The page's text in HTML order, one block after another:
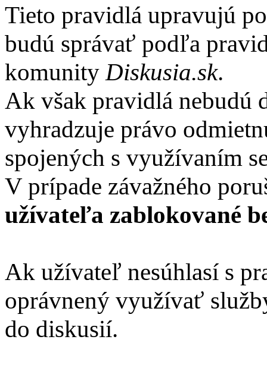
Tieto pravidlá upravujú
budú správať podľa
komunity Diskusia.sk.
Ak však pravidlá nebudú
vyhradzuje právo
spojených s využívaním
V prípade závažného
užívateľa zablokované
Ak užívateľ nesúhlasí s
oprávnený využívať
do diskusií.